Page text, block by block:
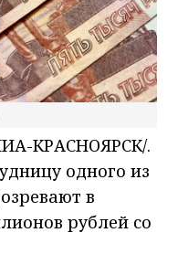
КРАСНОЯРСК/.
одного из
в
рублей со